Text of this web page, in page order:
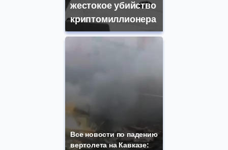
жестокое убийство
криптомиллионера
Все новости по падению
вертолета на Кавказе: